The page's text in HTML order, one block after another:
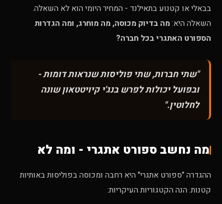
בבאלי או קטנוע בתאילנד - המחיר היומי הוא לא השאלה.
השאלה היא:מה בדיוק מכוסה, מה מוחרג, ומה הגדרות
הספורט האתגרי בכל חברה?
"שתי חברות, שתי פוליסות שנראות דומות -
ובפועל יכולות לפרש בנג'י קיויטטאון שונה
לחלוטין."
מה נחשב ספורט אתגרי - ומה לא
ההגדרה "ספורט אתגרי" היא רחבה ומכוסה בפוליסות באותיות
קטנות. הנה הקטגוריות העיקריות: